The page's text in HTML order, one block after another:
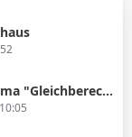
von Mann und Frau"